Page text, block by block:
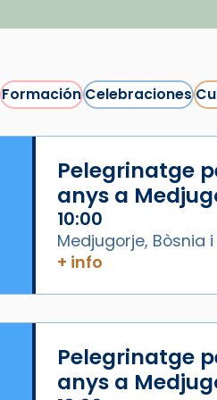
Cargar más...
FormaciónCelebraciones
Pelegrinatge
anys a
10:00
Medjugorje, Bòsnia
+ info
Pelegrinatge
anys a